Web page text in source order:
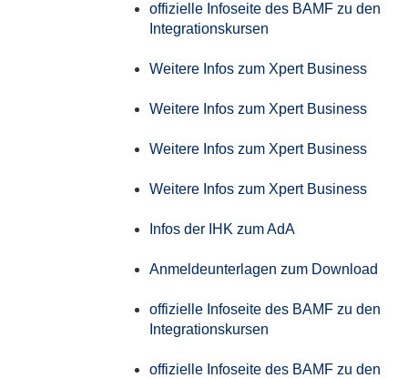
offizielle Infoseite des BAMF zu den
Integrationskursen
Weitere Infos zum Xpert Business
Weitere Infos zum Xpert Business
Weitere Infos zum Xpert Business
Weitere Infos zum Xpert Business
Infos der IHK zum AdA
Anmeldeunterlagen zum Download
offizielle Infoseite des BAMF zu den
Integrationskursen
offizielle Infoseite des BAMF zu den